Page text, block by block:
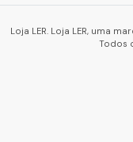
Loja LER. Loja LER, uma
Todos